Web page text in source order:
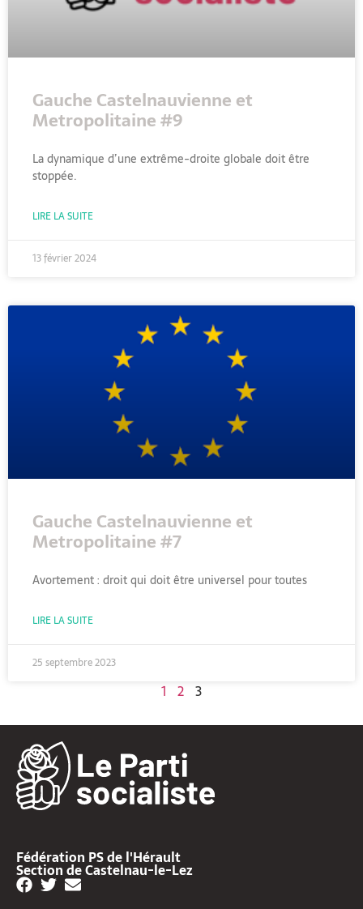
Gauche Castelnauvienne et
Metropolitaine #9
La dynamique d’une extrême-droite globale doit être
stoppée.
LIRE LA SUITE
13 février 2024
Gauche Castelnauvienne et
Metropolitaine #7
Avortement : droit qui doit être universel pour toutes
LIRE LA SUITE
25 septembre 2023
1 2 3
Fédération PS de l'Hérault
Section de Castelnau-le-Lez